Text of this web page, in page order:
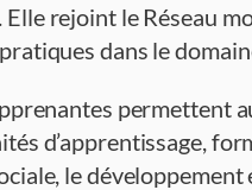
Elle rejoint le Réseau
dans le
permettent
d’apprentissage,
le